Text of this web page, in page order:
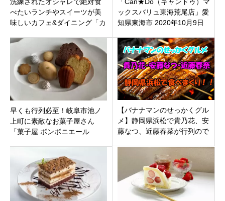
洗練されたオシャレで絶対食
べたいランチやスイーツが美
味しいカフェ&ダイニング「カ
郡上市町に
「Can★Do（キャンドゥ）マ
ックスバリュ東海荒尾店」愛
知県東海市 2020年10月9日
早くも行列必至！岐阜市池ノ
上町に素敵なお菓子屋さん
「菓子屋 ボンボニエール
【バナナマンのせっかくグル
メ】静岡県浜松で貴乃花、安
藤なつ、近藤春菜が行列ので
カツを食べまくり